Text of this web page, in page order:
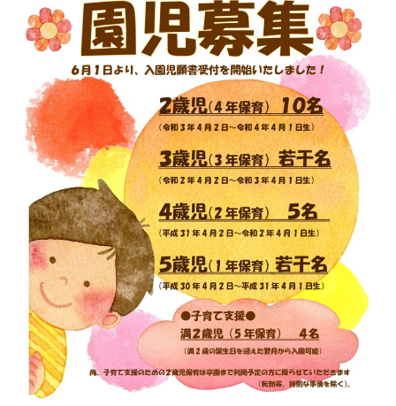
給食
未就園児教室・幼稚園開放
入園のご案内
設定区分
利用時間
定員
経費
入園の流れ